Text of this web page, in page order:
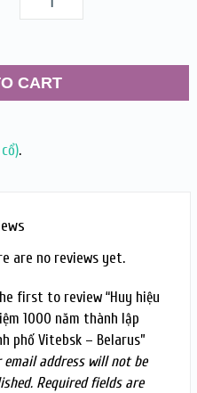
CART
.
are no reviews yet.
first to review “Huy hiệu
1000 năm thành lập
phố Vitebsk – Belarus”
email address will not be
Required fields are